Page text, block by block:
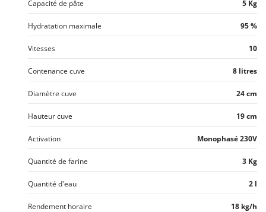
Capacité de pâte 5 Kg
Hydratation maximale 95 %
Vitesses 10
Contenance cuve 8 litres
Diamètre cuve 24 cm
Hauteur cuve 19 cm
Activation Monophasé 230V
Quantité de farine 3 Kg
Quantité d'eau 2 l
Rendement horaire 18 kg/h